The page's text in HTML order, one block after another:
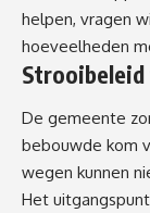
helpen, vragen
hoeveelheden
Strooibeleid
De gemeente
bebouwde kom
wegen kunnen
Het